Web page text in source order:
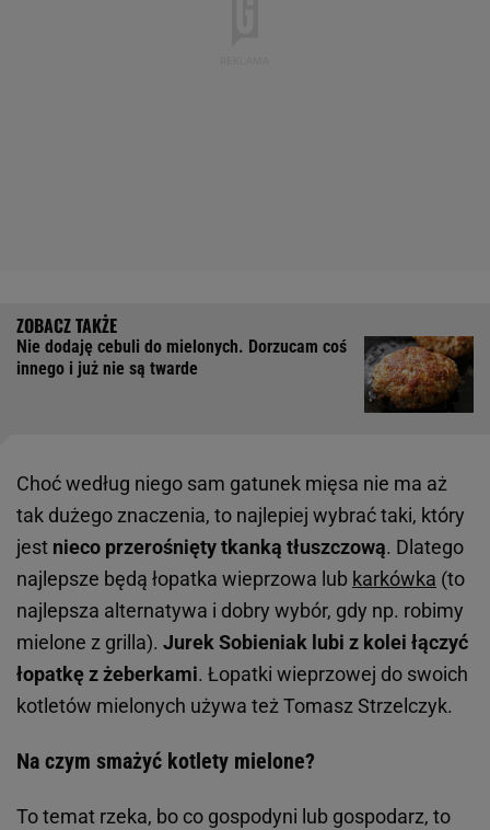
Nie dodaję cebuli do mielonych. Dorzucam coś
innego i już nie są twarde
Choć według niego sam gatunek mięsa nie ma aż
tak dużego znaczenia, to najlepiej wybrać taki, który
jest nieco przerośnięty tkanką tłuszczową. Dlatego
najlepsze będą łopatka wieprzowa lub karkówka (to
najlepsza alternatywa i dobry wybór, gdy np. robimy
mielone z grilla). Jurek Sobieniak lubi z kolei łączyć
łopatkę z żeberkami. Łopatki wieprzowej do swoich
kotletów mielonych używa też Tomasz Strzelczyk.
Na czym smażyć kotlety mielone?
To temat rzeka, bo co gospodyni lub gospodarz, to